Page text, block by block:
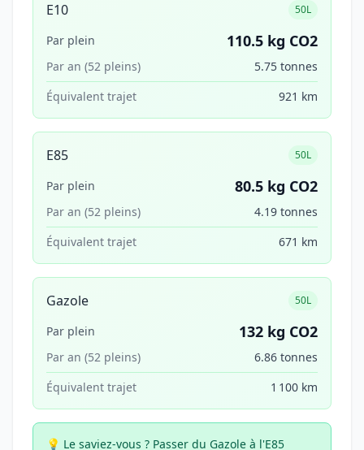
E10 50L
Par plein 110.5 kg CO2
Par an (52 pleins)
5.75 tonnes
Équivalent trajet
921 km
E85 50L
Par plein 80.5 kg CO2
Par an (52 pleins)
4.19 tonnes
Équivalent trajet
671 km
Gazole 50L
Par plein 132 kg CO2
Par an (52 pleins)
6.86 tonnes
Équivalent trajet
1 100 km
💡 Le saviez-vous ? Passer du Gazole à l'E85